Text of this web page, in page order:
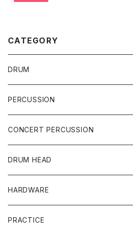
CATEGORY
DRUM
DRUM SET
YAMAHA
PEARL
SNARE
TAMA
PEARL
CYMBAL
ZILDJIAN
SABIAN
ACCESSORY
MUTE
STICK
PERCUSSION
CAJON
CONGA
BONGO
TABLA BONGO
DJEMBE
CONCERT PERCUSSION
CONCERT SNARE
CONCERT CYMBAL
PAIR CYMBAL
小物楽器
DRUM HEAD
SNARE HEAD
REMO
TOM HEAD
HARDWARE
Cymbal Stands
PRACTICE